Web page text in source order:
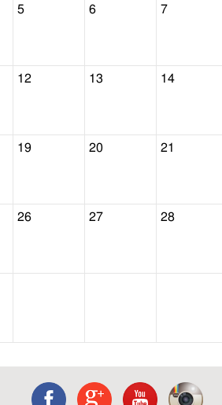
5 6 7
12 13 14
19 20 21
26 27 28